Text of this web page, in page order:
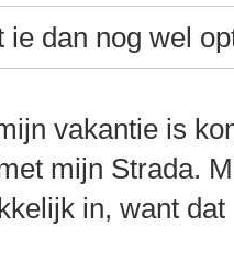
ie dan nog wel
vakantie is
mijn Strada.
in, want